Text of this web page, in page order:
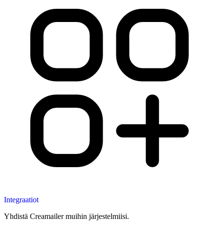
Integraatiot
Yhdistä Creamailer muihin järjestelmiisi.